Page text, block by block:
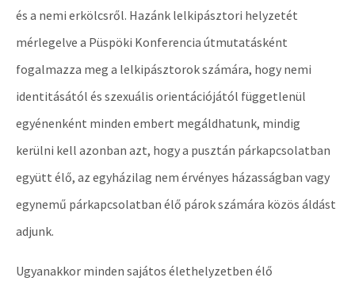
és a nemi erkölcsről. Hazánk lelkipásztori helyzetét
mérlegelve a Püspöki Konferencia útmutatásként
fogalmazza meg a lelkipásztorok számára, hogy nemi
identitásától és szexuális orientációjától függetlenül
egyénenként minden embert megáldhatunk, mindig
kerülni kell azonban azt, hogy a pusztán párkapcsolatban
együtt élő, az egyházilag nem érvényes házasságban vagy
egynemű párkapcsolatban élő párok számára közös áldást
adjunk.
Ugyanakkor minden sajátos élethelyzetben élő